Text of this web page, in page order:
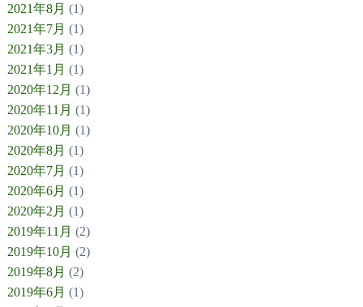
2021年8月 (1)
2021年7月 (1)
2021年3月 (1)
2021年1月 (1)
2020年12月 (1)
2020年11月 (1)
2020年10月 (1)
2020年8月 (1)
2020年7月 (1)
2020年6月 (1)
2020年2月 (1)
2019年11月 (2)
2019年10月 (2)
2019年8月 (2)
2019年6月 (1)